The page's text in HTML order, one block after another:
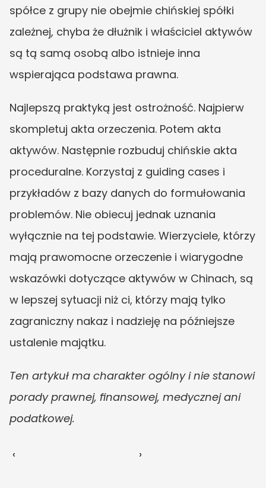
spółce z grupy nie obejmie chińskiej spółki
zależnej, chyba że dłużnik i właściciel aktywów
są tą samą osobą albo istnieje inna
wspierająca podstawa prawna.
Najlepszą praktyką jest ostrożność. Najpierw
skompletuj akta orzeczenia. Potem akta
aktywów. Następnie rozbuduj chińskie akta
proceduralne. Korzystaj z guiding cases i
przykładów z bazy danych do formułowania
problemów. Nie obiecuj jednak uznania
wyłącznie na tej podstawie. Wierzyciele, którzy
mają prawomocne orzeczenie i wiarygodne
wskazówki dotyczące aktywów w Chinach, są
w lepszej sytuacji niż ci, którzy mają tylko
zagraniczny nakaz i nadzieję na późniejsze
ustalenie majątku.
Ten artykuł ma charakter ogólny i nie stanowi
porady prawnej, finansowej, medycznej ani
podatkowej.
‹ ›